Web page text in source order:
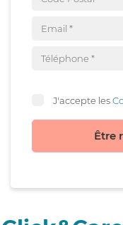
J'accepte les
Être